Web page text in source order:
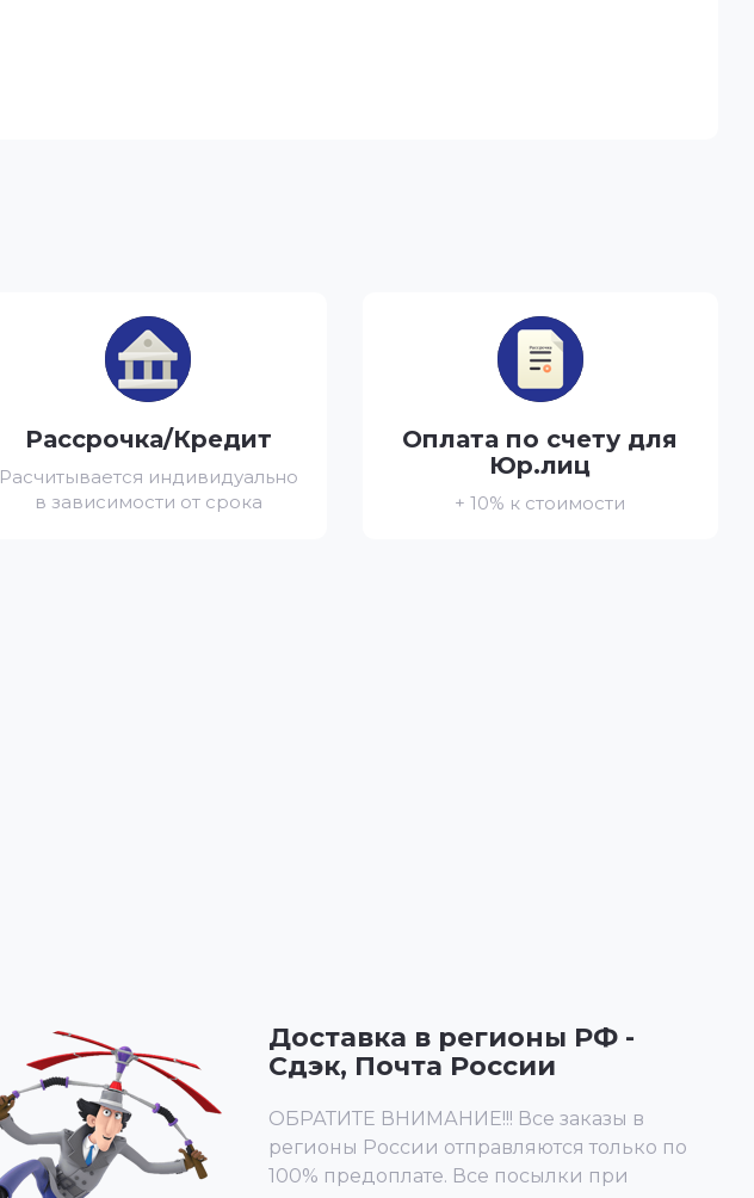
Рассрочка/Кредит
Расчитывается индивидуально
в зависимости от срока
Оплата по счету для
Юр.лиц
+ 10% к стоимости
Доставка в регионы РФ -
Сдэк, Почта России
ОБРАТИТЕ ВНИМАНИЕ!!! Все заказы в
регионы России отправляются только по
100% предоплате. Все посылки при